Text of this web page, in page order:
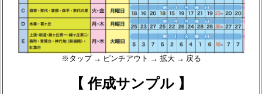
※タップ → ピンチアウト → 拡大 → 戻る
【 作成サンプル 】